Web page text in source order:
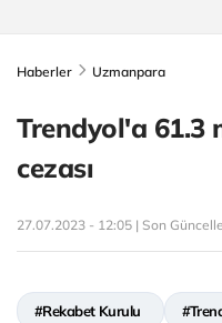
Haberler Uzmanpara
Trendyol'a 61.3
cezası
27.07.2023 - 12:05 | Son
#Rekabet Kurulu